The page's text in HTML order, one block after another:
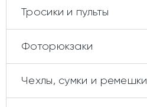
Тросики и пульты
Фоторюкзаки
Чехлы, сумки и ремешки